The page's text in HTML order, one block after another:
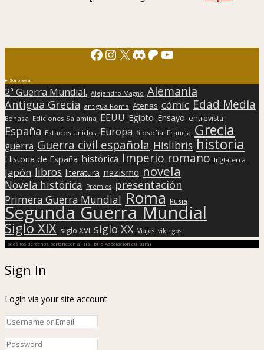
Facebook
Instagram
X Discord
Patreon
YouTube
Sorpresa
2ª Guerra Mundial. Alejandro Magno Alemania
Antigua Grecia antigua Roma Atenas cómic Edad Media
Edhasa Ediciones Salamina EEUU Egipto Ensayo entrevista
España Estados Unidos Europa filosofía Francia Grecia
guerra Guerra civil española Hislibris historia
Historia de España histórica Imperio romano Inglaterra
Japón libros literatura nazismo novela
Novela histórica Premios presentación
Primera Guerra Mundial Roma Rusia
Segunda Guerra Mundial
Siglo XIX siglo XVI siglo XX Viajes vikingos
Todos los derechos pertenecen a Hislibris Asociación cultural
Sign In
Login via your site account